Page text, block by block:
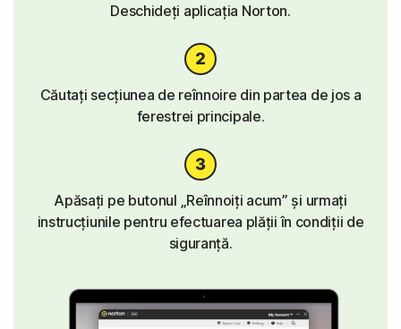
Deschideți aplicația Norton.
Căutați secțiunea de reînnoire din partea de jos a
ferestrei principale.
Apăsați pe butonul „Reînnoiți acum” și urmați
instrucțiunile pentru efectuarea plății în condiții de
siguranță.